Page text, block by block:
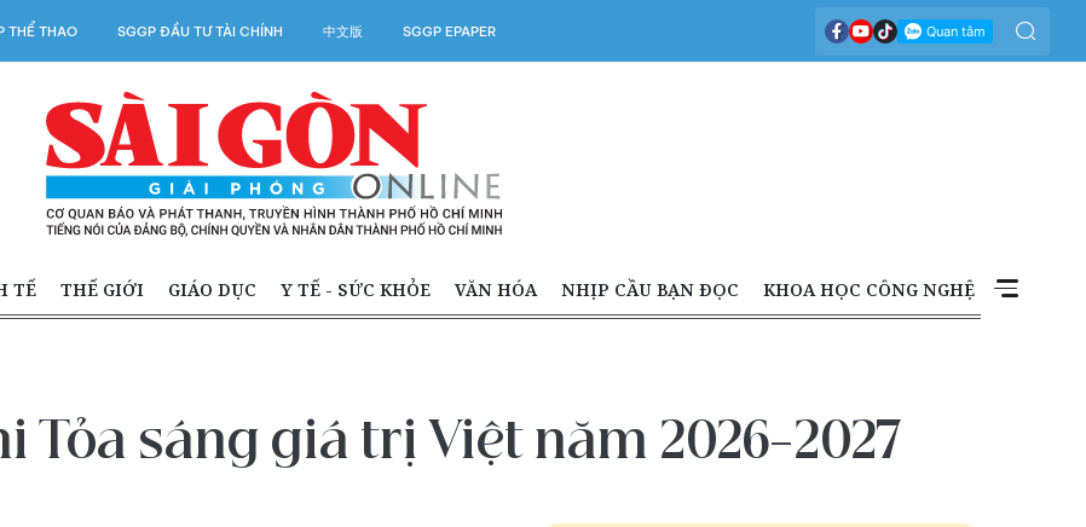
THỂ THAO SGGP ĐẦU TƯ TÀI CHÍNH 中文版 SGGP EPAPER
TẾ THẾ GIỚI GIÁO DỤC Y TẾ - SỨC KHỎE VĂN HÓA NHỊP CẦU BẠN ĐỌC KHOA HỌC CÔNG NGHỆ
Tỏa sáng giá trị Việt năm 2026-2027